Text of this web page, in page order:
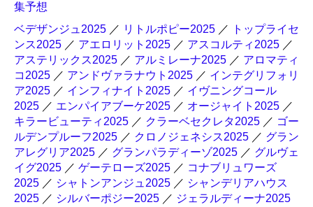
集予想
ベデザンジュ2025 ／ リトルポピー2025 ／
トップライセ
ンス2025 ／ アエロリット2025 ／ アスコルティ2025 ／
アステリックス2025 ／ アルミレーナ2025 ／ アロマティ
コ2025 ／ アンドヴァラナウト2025 ／ インテグリフォリ
ア2025 ／ インフィナイト2025 ／ イヴニングコール
2025 ／ エンパイアブーケ2025 ／ オージャイト2025 ／
キラービューティ2025 ／ クラーベセクレタ2025 ／ ゴー
ルデンプルーフ2025 ／ クロノジェネシス2025 ／ グラン
アレグリア2025 ／ グランパラディーゾ2025 ／ グルヴェ
イグ2025 ／ ゲーテローズ2025 ／ コナブリュワーズ
2025 ／ シャトンアンジュ2025 ／ シャンデリアハウス
2025 ／ シルバーポジー2025 ／ ジェラルディーナ2025